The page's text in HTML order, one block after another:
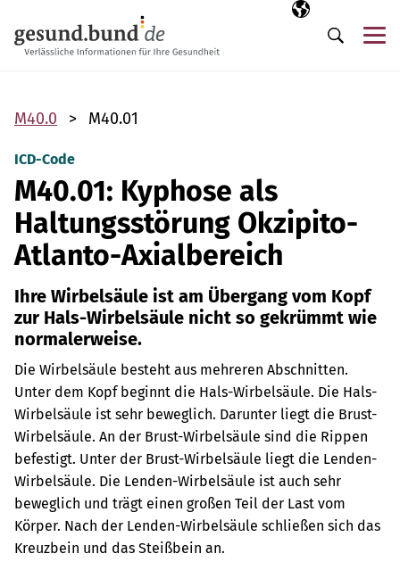
Ausgewählte
DE
Suche
M40.0 M40.01
ICD-Code
M40.01: Kyphose als
Haltungsstörung Okzipito-
Atlanto-Axialbereich
Ihre Wirbelsäule ist am Übergang vom Kopf
zur Hals-Wirbelsäule nicht so gekrümmt wie
normalerweise.
Die Wirbelsäule besteht aus mehreren Abschnitten.
Unter dem Kopf beginnt die Hals-Wirbelsäule. Die Hals-
Wirbelsäule ist sehr beweglich. Darunter liegt die Brust-
Wirbelsäule. An der Brust-Wirbelsäule sind die Rippen
befestigt. Unter der Brust-Wirbelsäule liegt die Lenden-
Wirbelsäule. Die Lenden-Wirbelsäule ist auch sehr
beweglich und trägt einen großen Teil der Last vom
Körper. Nach der Lenden-Wirbelsäule schließen sich das
Kreuzbein und das Steißbein an.